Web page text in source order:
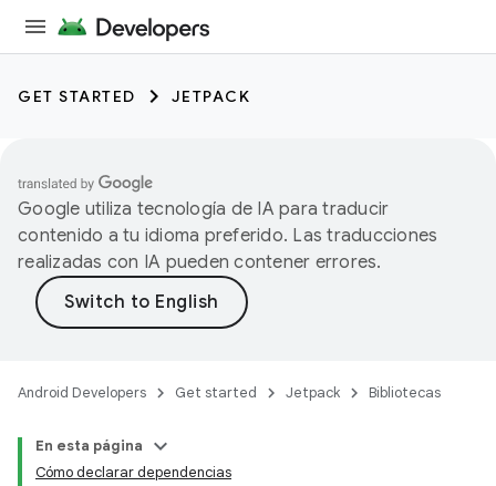
GET STARTED JETPACK
Google utiliza tecnología de IA para traducir
contenido a tu idioma preferido. Las traducciones
realizadas con IA pueden contener errores.
Android Developers Get started Jetpack Bibliotecas
En esta página
Cómo declarar dependencias